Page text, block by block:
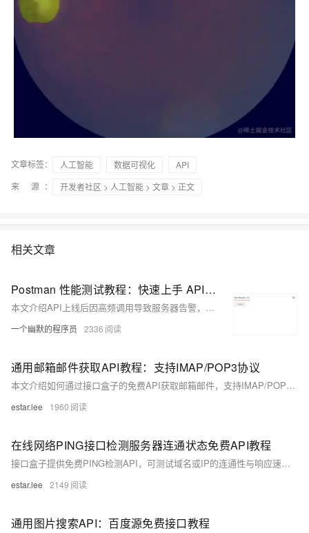
文章标签： 人工智能 数据可视化
API
来 源：
开发者社区 > 人工智能 > 文章 > 正文
相关文章
Postman 性能测试教程：快速上手 API 压测
本文介绍API上线后因高频调用导致服务器告警，通过Postman与Apifox进行压力测试排查性能瓶颈。对比两款工具在批量请求、断言验证、可视化报告等方面的优劣，探讨API性能优化策略及行业未来发展方向。
一个幽默的程序员 2336
通用邮箱邮件获取API教程：支持IMAP/POP3协议
本文介绍如何通过接口盒子的免费API获取邮箱邮件，支持IMAP/POP3协议，适用于QQ邮箱、网易邮箱等主流服务。内容包括接口基本信息、请求参数、返回参数、调用示例及注意事项，帮助开发者快速实现邮件读取功能。
estar.lee 1960
在线网络PING接口检测服务器连通状态免费API教程
接口盒子提供免费PING检测API，可测试域名或IP的连通性与响应速度，支持指定地域节点，适用于服务器运维和网络监控。
estar.lee 2149
通用图片搜索API：百度源免费接口教程